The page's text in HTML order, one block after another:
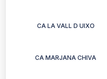
CA LA VALL D UIXO
CA MARJANA CHIVA